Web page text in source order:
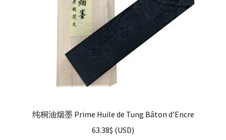
纯桐油烟墨 Prime Huile de Tung Bâton d’Encre
63.38$ (USD)